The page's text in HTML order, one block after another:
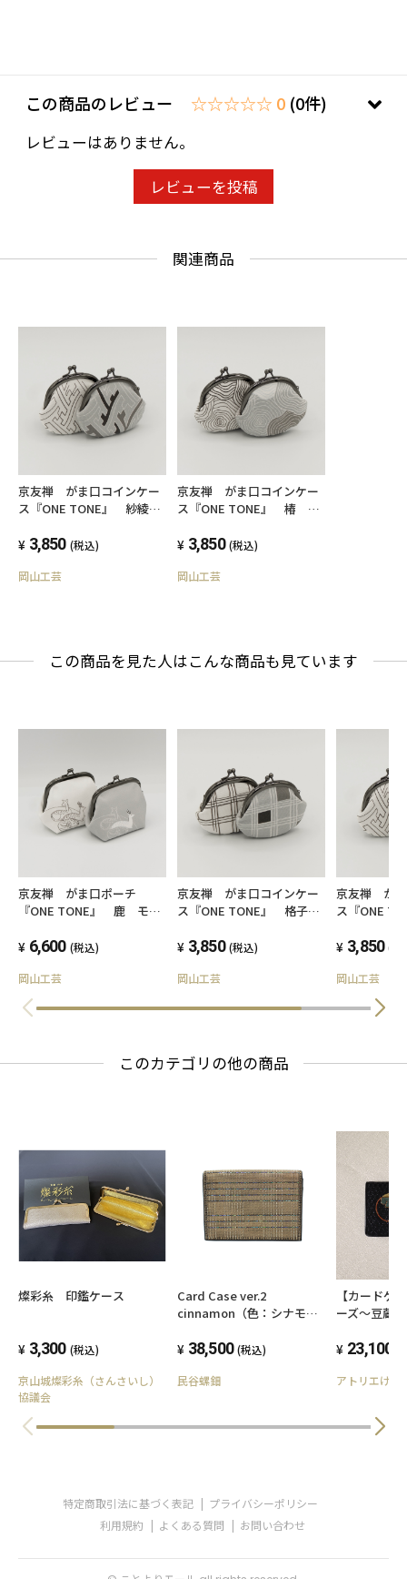
☆色：白基調・グレー基調 からお選びくだ
☆柄：9柄からお好きな柄をお選びください。
動物 ［鹿］［ふくろう］［こうもり］
幾何学 ［氷割］［紗綾型］［格子］
表地：シルク100％
裏地：レーヨン
95mm（金具部を含む）、口金幅80mm
製造国：日本
（写真9枚目参照）
■ご購入に際しての注意点
・手描友禅のため、水ぬれにご注意ください。
濡れた場合はこすったりせずに水分をふき取
・手作りの為、個々の仕上がりに多少の差がご
ざいます。
・年末年始、GWなどの長期休業は祝祭日により
その間にご注文を頂いた場合は、営業を再開
ご不便をおかけいたしますがご了承くださ
--------------------------------------------------------
★着物手描京友禅『岡山工芸』のご紹介
1968年、岡山耕三・武子2名の
手描友禅職人によって創立されました。
「手描友禅の伝統」を生かしながらも
★工房見学＆手描友禅染体験
この商品のレビュー ☆☆☆☆☆ 0 (0件)
レビューはありません。
レビューを投稿
関連商品
京友禅 がま口コインケー
ス『ONE TONE』 紗綾
3,850 (税込)
岡山工芸
京友禅 がま口コインケー
ス『ONE TONE』 椿 モ
3,850 (税込)
岡山工芸
この商品を見た人はこんな商品も見ています
京友禅 がま口ポーチ
『ONE TONE』 鹿 モノ
6,600 (税込)
岡山工芸
京友禅 がま口コインケー
ス『ONE TONE』 格子
3,850 (税込)
岡山工芸
京友禅 が
ス『ONE
3,850 (税
岡山工芸
このカテゴリの他の商品
燦彩糸 印鑑ケース
3,300 (税込)
京山城燦彩糸（さんさいし）
協議会
Card Case ver.2
cinnamon（色：シナモ
38,500 (税込)
民谷螺鈿
【カードケ
ーズ～豆蔵
23,100
アトリエけい
特定商取引法に基づく表記
プライバシーポリシー
利用規約
よくある質問 お問い合わせ